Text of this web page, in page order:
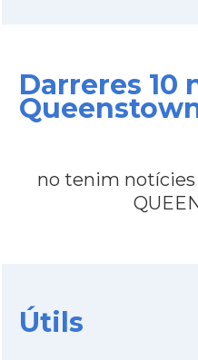
Darreres 10
no tenim notícies
Útils